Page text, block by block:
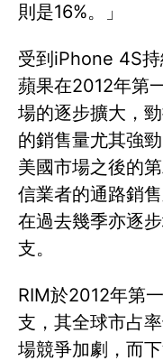
則是16%。」
受到iPhone 4S持
蘋果在2012年第
場的逐步擴大，
的銷售量尤其強
美國市場之後的
信業者的通路銷
在過去幾季亦逐
支。
RIM於2012年第
支，其全球市占
場競爭加劇，而